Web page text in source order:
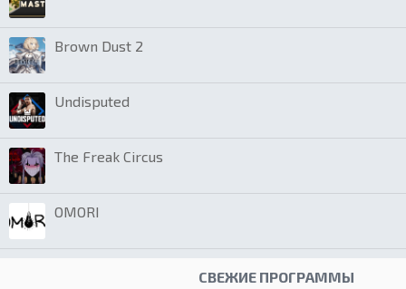
Brown Dust 2
Undisputed
The Freak Circus
OMORI
СВЕЖИЕ ПРОГРАММЫ